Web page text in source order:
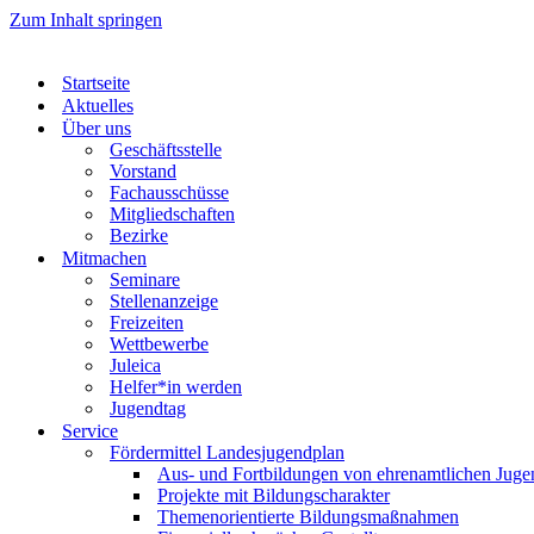
Zum Inhalt springen
Startseite
Aktuelles
Über uns
Geschäftsstelle
Vorstand
Fachausschüsse
Mitgliedschaften
Bezirke
Mitmachen
Seminare
Stellenanzeige
Freizeiten
Wettbewerbe
Juleica
Helfer*in werden
Jugendtag
Service
Fördermittel Landesjugendplan
Aus- und Fortbildungen von ehrenamtlichen
Projekte mit Bildungscharakter
Themenorientierte Bildungsmaßnahmen